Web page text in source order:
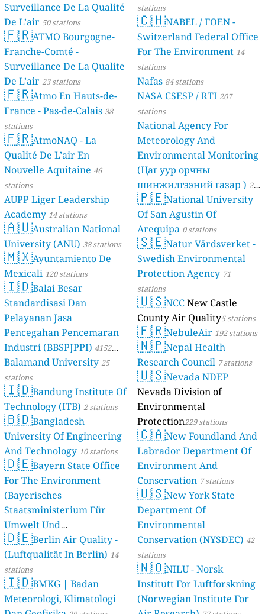
Surveillance De La Qualité
De L’air 50 stations
🇫🇷ATMO Bourgogne-
Franche-Comté -
Surveillance De La Qualite
De L’air 23 stations
🇫🇷Atmo En Hauts-de-
France - Pas-de-Calais 38
stations
🇫🇷AtmoNAQ - La
Qualité De L’air En
Nouvelle Aquitaine 46
stations
AUPP Liger Leadership
Academy 14 stations
🇦🇺Australian National
University (ANU) 38 stations
🇲🇽Ayuntamiento De
Mexicali 120 stations
🇮🇩Balai Besar
Standardisasi Dan
Pelayanan Jasa
Pencegahan Pencemaran
Industri (BBSPJPPI) 4152
stations
Balamand University25
stations
🇮🇩Bandung Institute Of
Technology (ITB) 2 stations
🇧🇩Bangladesh
University Of Engineering
And Technology 10 stations
🇩🇪Bayern State Office
For The Environment
(Bayerisches
Staatsministerium Für
Umwelt Und
Verbraucherschutz) - LfU
46 stations
🇩🇪Berlin Air Quality -
(Luftqualität In Berlin) 14
stations
🇮🇩BMKG | Badan
Meteorologi, Klimatologi
stations
🇨🇭NABEL / FOEN -
Switzerland Federal Office
For The Environment 14
stations
Nafas 84 stations
NASA CSESP / RTI 207
stations
National Agency For
Meteorology And
Environmental Monitoring
(Цаг уур орчны
шинжилгээний газар ) 21
stations
🇵🇪National University
Of San Agustin Of
Arequipa 0 stations
🇸🇪Natur Vårdsverket -
Swedish Environmental
Protection Agency 71
stations
🇺🇸NCCNew Castle
County Air Quality5 stations
🇫🇷NebuleAir 192 stations
🇳🇵Nepal Health
Research Council 7 stations
🇺🇸Nevada NDEP
Nevada Division of
Environmental
Protection229 stations
🇨🇦New Foundland And
Labrador Department Of
Environment And
Conservation 7 stations
🇺🇸New York State
Department Of
Environmental
Conservation (NYSDEC) 42
stations
🇳🇴NILU - Norsk
Institutt For Luftforskning
(Norwegian Institute For